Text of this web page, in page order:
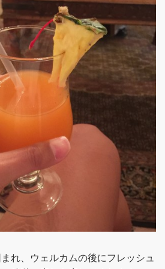
れ、ウェルカムの後にフレッシュ